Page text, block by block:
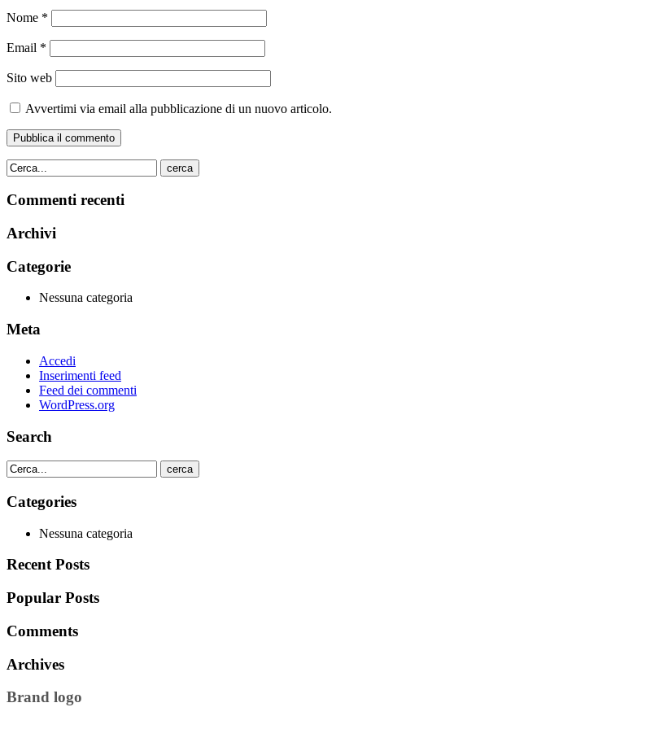
Nome *
Email *
Sito web
Avvertimi via email alla pubblicazione di un nuovo articolo.
cerca
Commenti recenti
Archivi
Categorie
Nessuna categoria
Meta
Accedi
Inserimenti feed
Feed dei commenti
WordPress.org
Search
cerca
Categories
Nessuna categoria
Recent Posts
Popular Posts
Comments
Archives
Brand logo